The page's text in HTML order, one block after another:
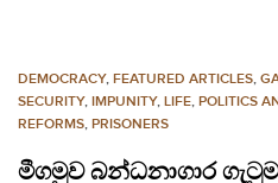
DEMOCRACY, FEATURED ARTICLES,
SECURITY, IMPUNITY, LIFE, POLITICS
REFORMS, PRISONERS
මීගමුව බන්ධනාගාර